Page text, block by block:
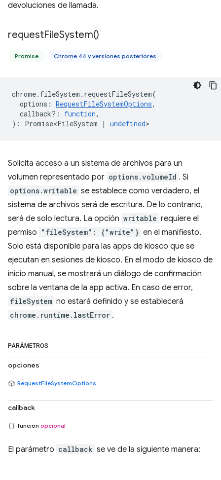
devoluciones de llamada.
requestFileSystem()
Promise Chrome 44 y versiones posteriores
chrome. fileSystem . requestFileSystem(
options : RequestFileSystemOptions,
callback? : function,
) : Promise<FileSystem | undefined>
Solicita acceso a un sistema de archivos para un
volumen representado por options.volumeId . Si
options.writable se establece como verdadero, el
sistema de archivos será de escritura. De lo contrario,
será de solo lectura. La opción writable requiere el
permiso "fileSystem": {"write"} en el manifiesto.
Solo está disponible para las apps de kiosco que se
ejecutan en sesiones de kiosco. En el modo de kiosco de
inicio manual, se mostrará un diálogo de confirmación
sobre la ventana de la app activa. En caso de error,
fileSystem no estará definido y se establecerá
chrome.runtime.lastError .
PARÁMETROS
opciones
RequestFileSystemOptions
callback
función opcional
El parámetro callback se ve de la siguiente manera: